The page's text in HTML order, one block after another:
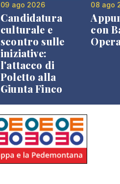
09 ago 2026
Candidatura
culturale e
scontro sulle
iniziative:
l'attacco di
Poletto alla
Giunta Finco
08 ago
con